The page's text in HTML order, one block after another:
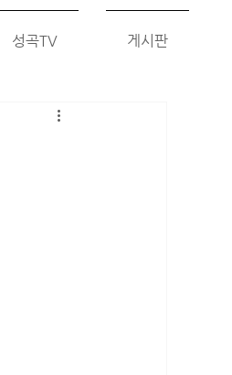
성곡TV 게시판